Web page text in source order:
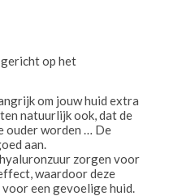
op het
om jouw huid extra
natuurlijk ook, dat de
ouder worden … De
aan.
zorgen voor
waardoor deze
een gevoelige huid.